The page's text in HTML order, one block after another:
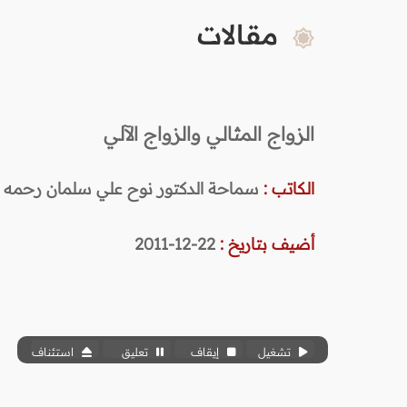
مقالات
الزواج المثالي والزواج الآلي
الكاتب : سماحة الدكتور نوح علي سلمان رحمه
أضيف بتاريخ : 22-12-2011
تشغيل إيقاف تعليق استئناف